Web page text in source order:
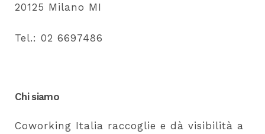
20125 Milano MI
Tel.: 02 6697486
Chi siamo
Coworking Italia raccoglie e dà visibilità a